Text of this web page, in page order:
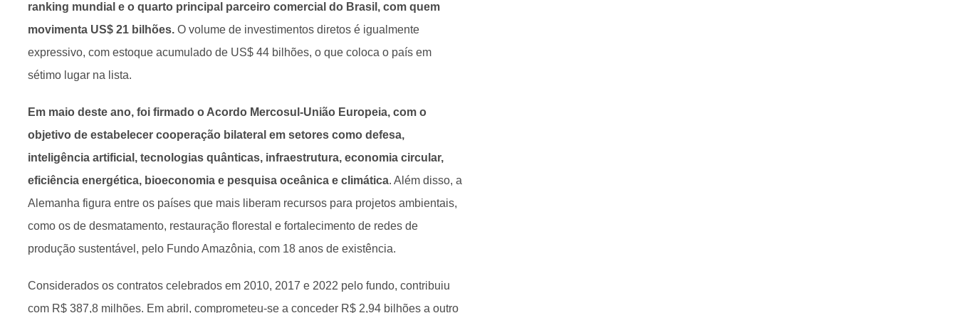
ranking mundial e o quarto principal parceiro comercial do Brasil, com quem
movimenta US$ 21 bilhões. O volume de investimentos diretos é igualmente
expressivo, com estoque acumulado de US$ 44 bilhões, o que coloca o país em
sétimo lugar na lista.
Em maio deste ano, foi firmado o Acordo Mercosul-União Europeia, com o
objetivo de estabelecer cooperação bilateral em setores como defesa,
inteligência artificial, tecnologias quânticas, infraestrutura, economia circular,
eficiência energética, bioeconomia e pesquisa oceânica e climática. Além disso, a
Alemanha figura entre os países que mais liberam recursos para projetos ambientais,
como os de desmatamento, restauração florestal e fortalecimento de redes de
produção sustentável, pelo Fundo Amazônia, com 18 anos de existência.
Considerados os contratos celebrados em 2010, 2017 e 2022 pelo fundo, contribuiu
com R$ 387,8 milhões. Em abril, comprometeu-se a conceder R$ 2,94 bilhões a outro